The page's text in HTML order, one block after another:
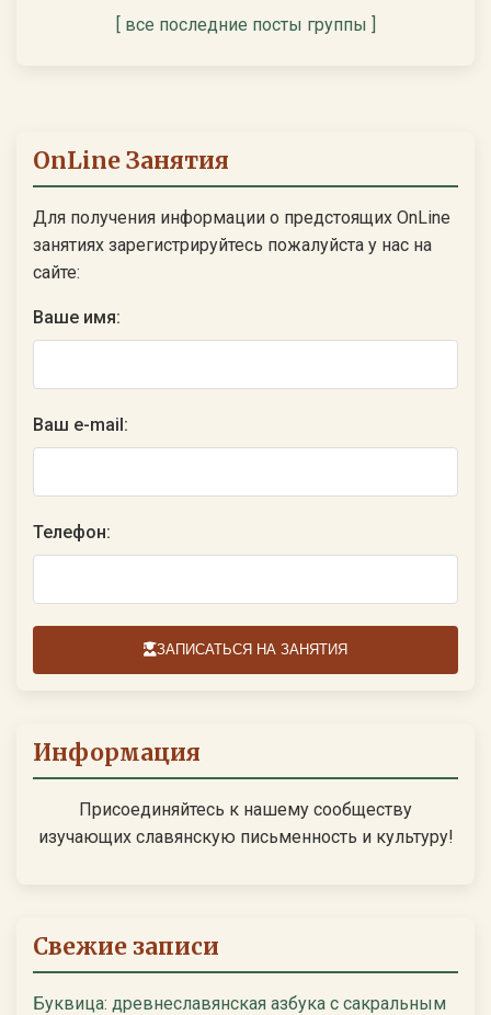
[ все последние посты группы ]
OnLine Занятия
Для получения информации о предстоящих OnLine
занятиях зарегистрируйтесь пожалуйста у нас на
сайте:
Ваше имя:
Ваш e-mail:
Телефон:
ЗАПИСАТЬСЯ НА ЗАНЯТИЯ
Информация
Присоединяйтесь к нашему сообществу
изучающих славянскую письменность и культуру!
Свежие записи
Буквица: древнеславянская азбука с сакральным